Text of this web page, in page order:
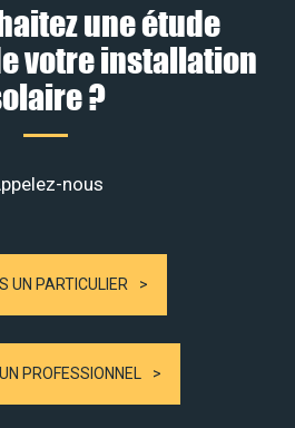
une étude
votre installation
?
nous
UN PARTICULIER
PROFESSIONNEL